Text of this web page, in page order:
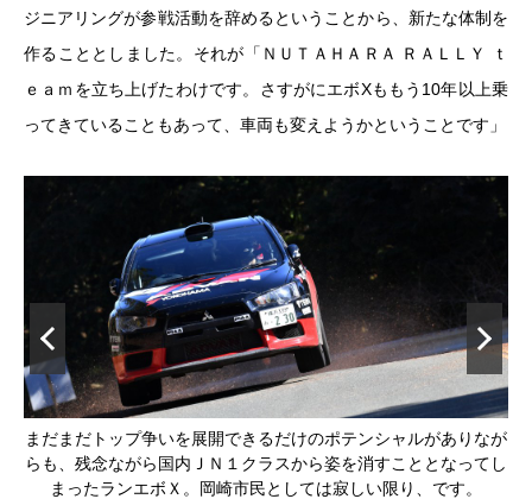
ジニアリングが参戦活動を辞めるということから、新たな体制を
作ることとしました。それが「ＮＵＴＡＨＡＲＡ ＲＡＬＬＹ ｔ
ｅａｍを立ち上げたわけです。さすがにエボXももう10年以上乗
ってきていることもあって、車両も変えようかということです」
まだまだトップ争いを展開できるだけのポテンシャルがありなが
らも、残念ながら国内ＪＮ１クラスから姿を消すこととなってし
まったランエボＸ。岡崎市民としては寂しい限り、です。